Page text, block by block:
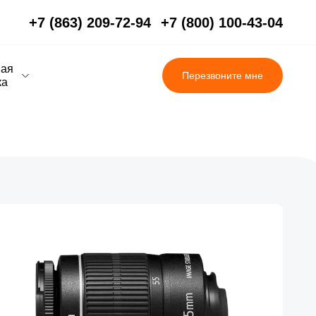
+7 (863) 209-72-94 +7 (800) 100-43-04
Перезвоните мне